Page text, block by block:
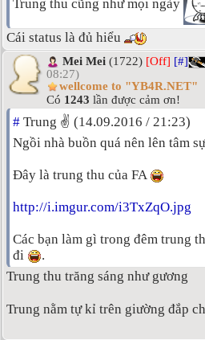
Trung thu cũng như mọi ngày
Cái status là đủ hiểu
Mei Mei (1722) [Off] [#]
08:27)
wellcome to "YB4R.NET"
Có 1243 lần được cảm ơn!
# Trung ✌ (14.09.2016 / 21:23)
Ngồi nhà buồn quá nên lên tâm
Đây là trung thu của FA
http://i.imgur.com/i3TxZqO.jpg
Các bạn làm gì trong đêm trung
đi
.
Trung thu trăng sáng như gương
Trung nằm tự kỉ trên giường đắp